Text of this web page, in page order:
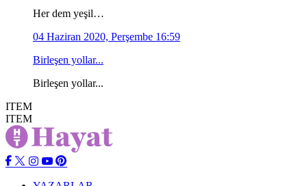
Her dem yeşil…
04 Haziran 2020, Perşembe 16:59
Birleşen yollar...
Birleşen yollar...
ITEM
ITEM